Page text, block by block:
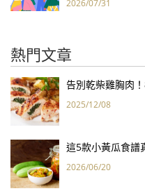
2026/07/31
熱門文章
告別乾柴雞胸肉
2025/12/08
這5款小黃瓜食譜
2026/06/20